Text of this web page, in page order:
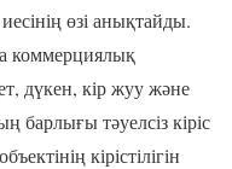
өзі анықтайды.
коммерциялық
дүкен, кір жуу және
барлығы тәуелсіз кіріс
кірістілігін